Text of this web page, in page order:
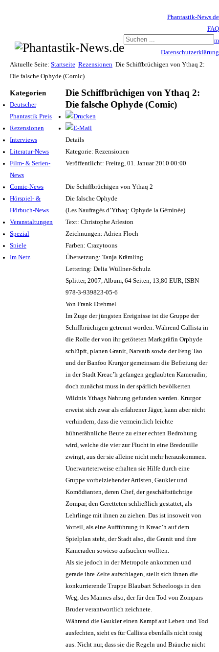
Phantastik-News.de
FAQ
Impressum
Datenschutzerklärung
Haftungsausschluss
Aktuelle Seite: Startseite Rezensionen Die Schiffbrüchigen von Ythaq 2:
Die falsche Ophyde (Comic)
Kategorien
Deutscher
Phantastik Preis
Rezensionen
Interviews
Literatur-News
Film- & Serien-
News
Comic-News
Hörspiel- &
Hörbuch-News
Veranstaltungen
Spezial
Spiele
Im Netz
Die Schiffbrüchigen von Ythaq 2:
Die falsche Ophyde (Comic)
Details
Kategorie: Rezensionen
Veröffentlicht: Freitag, 01. Januar 2010 00:00
Die Schiffbrüchigen von Ythaq 2
Die falsche Ophyde
(Les Naufragés d’Ythaq: Ophyde la Géminée)
Text: Christophe Arleston
Zeichnungen: Adrien Floch
Farben: Crazytoons
Übersetzung: Tanja Krämling
Lettering: Delia Wüllner-Schulz
Splitter, 2007, Album, 64 Seiten, 13,80 EUR, ISBN
978-3-939823-05-6
Von Frank Drehmel
Im Zuge der jüngsten Ereignisse ist die Gruppe der
Schiffbrüchigen getrennt worden. Während Callista in
die Rolle der von ihr getöteten Markgräfin Orphyde
schlüpft, planen Granit, Narvath sowie der Feng Tao
und der Banfoo Krurgor gemeinsam die Befreiung der
in der Stadt Kreac’h gefangen geglaubten Kameradin;
doch zunächst muss in der spärlich bevölkerten
Wildnis Ythags Nahrung gefunden werden. Krurgor
erweist sich zwar als erfahrener Jäger, kann aber nicht
verhindern, dass die vermeintlich leichte
hühnerähnliche Beute zu einer echten Bedrohung
wird, welche die vier zur Flucht in eine Bredouille
zwingt, aus der sie alleine nicht mehr herauskommen.
Unerwarteterweise erhalten sie Hilfe durch eine
Gruppe vorbeiziehender Artisten, Gaukler und
Komödianten, deren Chef, der geschäftstüchtige
Zompar, den Geretteten schließlich gestattet, als
Lehrlinge mit ihnen zu ziehen. Das ist insoweit von
Vorteil, als eine Aufführung in Kreac’h auf dem
Spielplan steht, der Stadt also, die Granit und ihre
Kameraden sowieso aufsuchen wollten.
Als sie jedoch in der Metropole ankommen und
gerade ihre Zelte aufschlagen, stellt sich ihnen die
konkurrierende Truppe Blaubart Scheeloogs in den
Weg, des Mannes also, der für den Tod von Zompars
Bruder verantwortlich zeichnete.
Während die Gaukler einen Kampf auf Leben und Tod
ausfechten, sieht es für Callista ebenfalls nicht rosig
aus. Nicht nur, dass sie die Regeln und Bräuche nicht